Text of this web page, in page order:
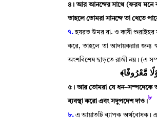
৪ । আর আনন্দের সাথে (ফরয মনে
তাহলে তোমরা সানন্দে তা খেতে
৭.হযরত উমর রা. ও কাযী শুরাইহর
করে,তাহলে তা আদায়করার জন্য
অংশবিশেষ ছাড়তে রাজী নয়। (এ
مَّعْرُوفًا﴾
৫ । আর তোমরা যে ধন–সম্পদেকে
ব্যবস্থা করো এবং সদুপদেশ দাও ।৮
৮. এ আয়াতটি ব্যাপক অর্থবোধক।